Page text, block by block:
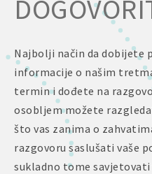
Najbolji način da dobijete
informacije o našim
termin i dođete na
osobljem možete
što vas zanima o
razgovoru saslušati vaše
sukladno tome savjetovati